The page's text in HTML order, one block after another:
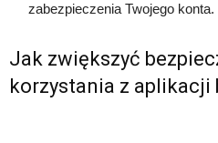
zabezpieczenia Twojego konta.
Jak zwiększyć
korzystania z aplikacji